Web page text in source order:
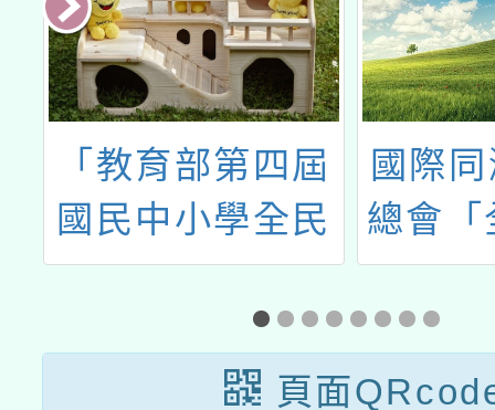
「教育部第四屆
國民中小學全民
國防教育融入式
教學優良教案甄
選實施計畫」1
國際
總會
反毒
暴力
畫
頁面